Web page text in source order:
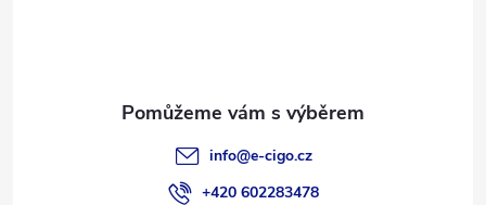
info@e-cigo.cz
+420 602283478